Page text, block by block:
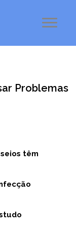
Problemas
têm